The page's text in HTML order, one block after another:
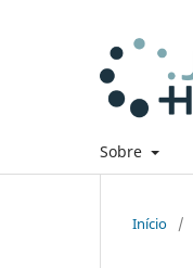
Sobre
Início /